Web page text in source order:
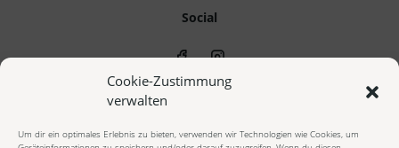
Cookie-Zustimmung
verwalten
Um dir ein optimales Erlebnis zu bieten, verwenden wir Technologien wie Cookies, um
Social